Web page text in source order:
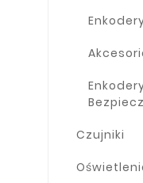
Czujniki